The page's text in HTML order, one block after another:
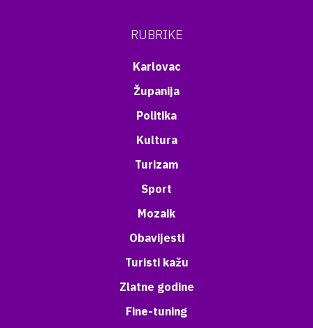
RUBRIKE
Karlovac
Županija
Politika
Kultura
Turizam
Sport
Mozaik
Obavijesti
Turisti kažu
Zlatne godine
Fine-tuning